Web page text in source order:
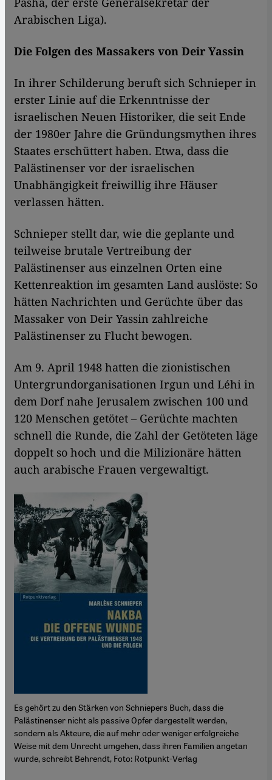
Arabischen Liga).
Die Folgen des Massakers von Deir Yassin
In ihrer Schilderung beruft sich Schnieper in
erster Linie auf die Erkenntnisse der
israelischen Neuen Historiker, die seit Ende
der 1980er Jahre die Gründungsmythen ihres
Staates erschüttert haben. Etwa, dass die
Palästinenser vor der israelischen
Unabhängigkeit freiwillig ihre Häuser
verlassen hätten.
Schnieper stellt dar, wie die geplante und
teilweise brutale Vertreibung der
Palästinenser aus einzelnen Orten eine
Kettenreaktion im gesamten Land auslöste: So
hätten Nachrichten und Gerüchte über das
Massaker von Deir Yassin zahlreiche
Palästinenser zu Flucht bewogen.
Am 9. April 1948 hatten die zionistischen
Untergrundorganisationen Irgun und Léhi in
dem Dorf nahe Jerusalem zwischen 100 und
120 Menschen getötet – Gerüchte machten
schnell die Runde, die Zahl der Getöteten läge
doppelt so hoch und die Milizionäre hätten
auch arabische Frauen vergewaltigt.
Es gehört zu den Stärken von Schniepers Buch, dass die
Palästinenser nicht als passive Opfer dargestellt werden,
sondern als Akteure, die auf mehr oder weniger erfolgreiche
Weise mit dem Unrecht umgehen, dass ihren Familien angetan
wurde, schreibt Behrendt, Foto: Rotpunkt-Verlag